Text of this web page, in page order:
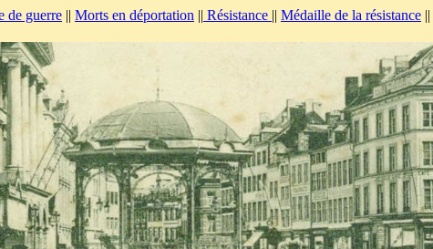
de guerre || Morts en déportation || Résistance || Médaille de la résistance ||